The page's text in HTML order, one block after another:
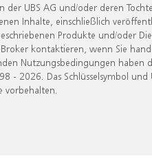
UBS AG und/oder deren
Inhalte, einschließlich
Produkte und/oder
kontaktieren, wenn Sie
Nutzungsbedingungen haben
2026. Das Schlüsselsymbol
vorbehalten.